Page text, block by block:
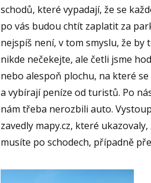
schodů, které vypadají, že se
po vás budou chtít zaplatit za
nejspíš není, v tom smyslu, že
nikde nečekejte, ale četli jsme
nebo alespoň plochu, na které
a vybírají peníze od turistů. Po
nám třeba nerozbili auto.
zavedly mapy.cz, které
musíte po schodech, případně